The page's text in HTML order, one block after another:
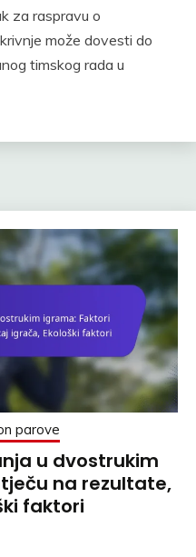
za raspravu o
može dovesti do
timskog rada u
parove
u dvostrukim
na rezultate,
faktori